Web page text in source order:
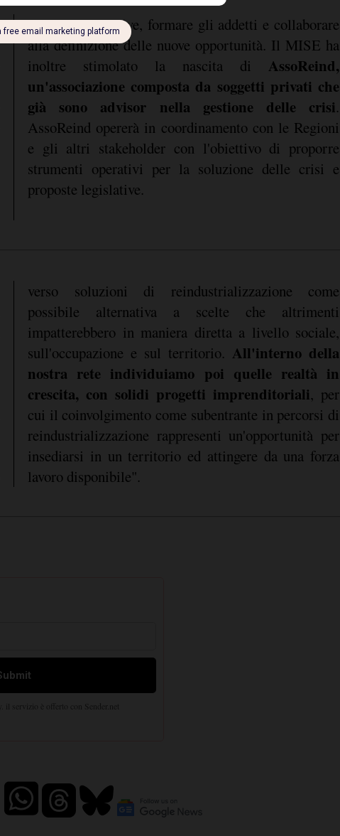
soluzioni operative, formare gli addetti e collaborare
alla definizione delle nuove opportunità. Il MISE ha
inoltre stimolato la nascita di AssoReind,
un'associazione composta da soggetti privati che
già sono advisor nella gestione delle crisi.
AssoReind opererà in coordinamento con le Regioni
e gli altri stakeholder con l'obiettivo di proporre
strumenti operativi per la soluzione delle crisi e
proposte legislative.
verso soluzioni di reindustrializzazione come
possibile alternativa a scelte che altrimenti
impatterebbero in maniera diretta a livello sociale,
sull'occupazione e sul territorio. All'interno della
nostra rete individuiamo poi quelle realtà in
crescita, con solidi progetti imprenditoriali, per
cui il coinvolgimento come subentrante in percorsi di
reindustrializzazione rappresenti un'opportunità per
insediarsi in un territorio ed attingere da una forza
lavoro disponibile".